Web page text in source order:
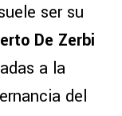
ser su
De Zerbi
a la
del